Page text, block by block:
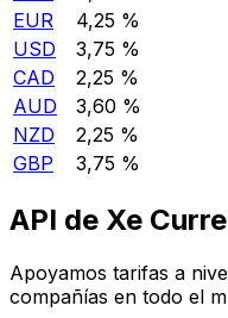
EUR
4,25 %
USD
3,75 %
CAD
2,25 %
AUD
3,60 %
NZD
2,25 %
GBP
3,75 %
API de Xe
Apoyamos tarifas a
compañías en todo el